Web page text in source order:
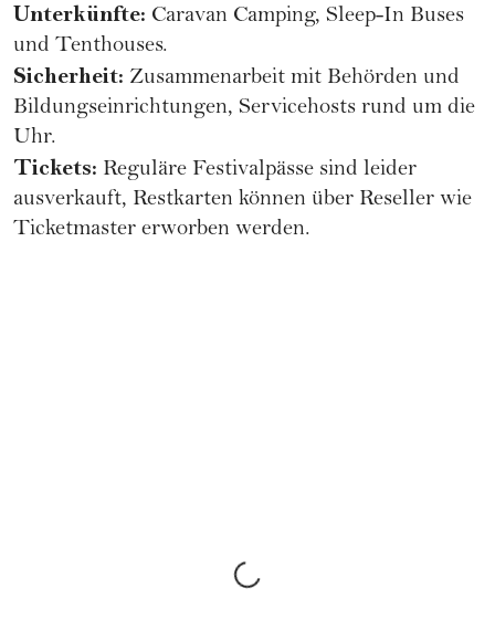
Unterkünfte: Caravan Camping, Sleep-In Buses
und Tenthouses.
Sicherheit: Zusammenarbeit mit Behörden und
Bildungseinrichtungen, Servicehosts rund um die
Uhr.
Tickets: Reguläre Festivalpässe sind leider
ausverkauft, Restkarten können über Reseller wie
Ticketmaster erworben werden.